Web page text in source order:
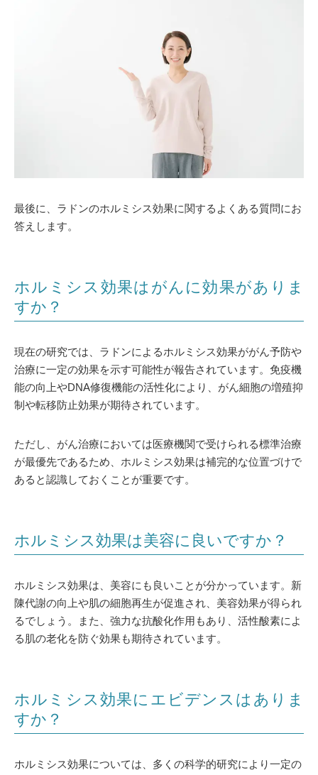
最後に、ラドンのホルミシス効果に関するよくある質問にお
答えします。
ホルミシス効果はがんに効果がありま
すか？
現在の研究では、ラドンによるホルミシス効果ががん予防や
治療に一定の効果を示す可能性が報告されています。免疫機
能の向上やDNA修復機能の活性化により、がん細胞の増殖抑
制や転移防止効果が期待されています。
ただし、がん治療においては医療機関で受けられる標準治療
が最優先であるため、ホルミシス効果は補完的な位置づけで
あると認識しておくことが重要です。
ホルミシス効果は美容に良いですか？
ホルミシス効果は、美容にも良いことが分かっています。新
陳代謝の向上や肌の細胞再生が促進され、美容効果が得られ
るでしょう。また、強力な抗酸化作用もあり、活性酸素によ
る肌の老化を防ぐ効果も期待されています。
ホルミシス効果にエビデンスはありま
すか？
ホルミシス効果については、多くの科学的研究により一定の